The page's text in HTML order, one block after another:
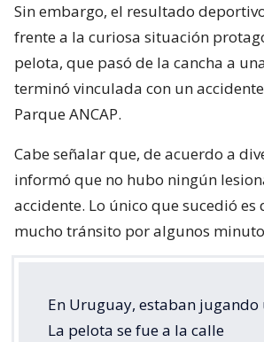
Sin embargo, el resultado
frente a la curiosa situación
pelota, que pasó de la cancha a
terminó vinculada con un
Parque ANCAP.
Cabe señalar que, de acuerdo a
informó que no hubo ningún
accidente. Lo único que sucedió es
mucho tránsito por algunos
En Uruguay, estaban
La pelota se fue a la calle